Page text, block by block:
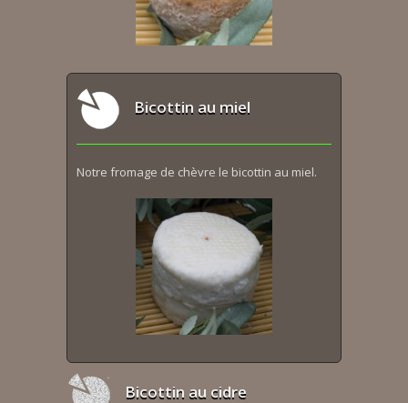
Bicottin au miel
Notre fromage de chèvre le bicottin au miel.
Bicottin au cidre